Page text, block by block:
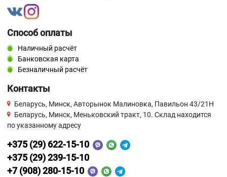
Способ оплаты
Наличный расчёт
Банковская карта
Безналичный расчёт
Контакты
Беларусь, Минск, Авторынок Малиновка, Павильон 43/21Н
Беларусь, Минск, Меньковский тракт, 10. Склад находится
по указанному адресу
+375 (29) 622-15-10
+375 (29) 239-15-10
+7 (908) 280-15-10